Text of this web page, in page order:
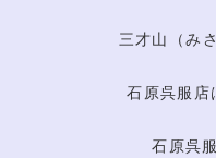
三才山（み
石原呉服店
石原呉